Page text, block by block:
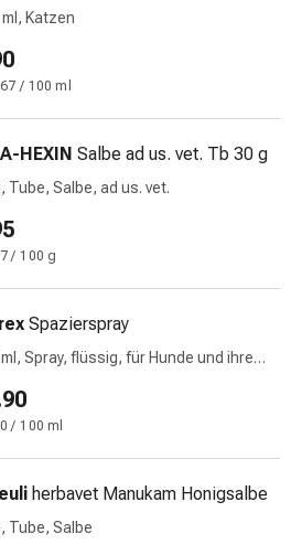
ml, Katzen
/ 100 ml
HEXIN Salbe ad us. vet. Tb 30 g
Tube, Salbe, ad us. vet.
/ 100 g
Spazierspray
Spray, flüssig, für Hunde und ihre
/ 100 ml
herbavet Manukam Honigsalbe
Tube, Salbe